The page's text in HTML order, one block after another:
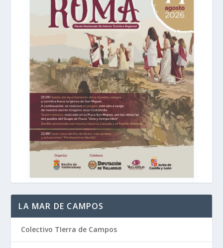
LA MAR DE CAMPOS
Colectivo TIerra de Campos